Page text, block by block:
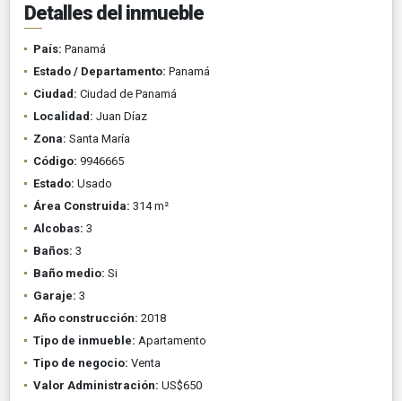
Detalles del inmueble
País: Panamá
Estado / Departamento: Panamá
Ciudad: Ciudad de Panamá
Localidad: Juan Díaz
Zona: Santa María
Código: 9946665
Estado: Usado
Área Construida: 314 m²
Alcobas: 3
Baños: 3
Baño medio: Si
Garaje: 3
Año construcción: 2018
Tipo de inmueble: Apartamento
Tipo de negocio: Venta
Valor Administración: US$650